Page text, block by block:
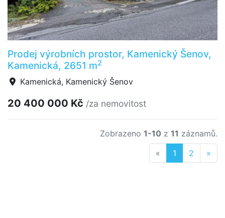
Prodej výrobních prostor, Kamenický Šenov,
Kamenická, 2651 m2
Kamenická, Kamenický Šenov
20 400 000 Kč /za nemovitost
Zobrazeno 1-10 z 11 záznamů.
« Previous
1 2 »